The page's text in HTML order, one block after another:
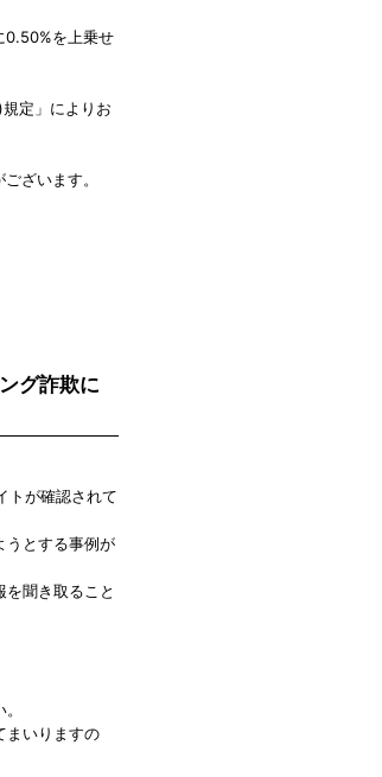
0.50%を上乗せ
定」によりお
ざいます。
グ詐欺に
トが確認されて
うとする事例が
聞き取ること
まいりますの